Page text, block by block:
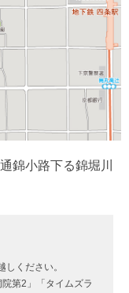
錦小路下る錦堀川
ください。
第2」「タイムズラ